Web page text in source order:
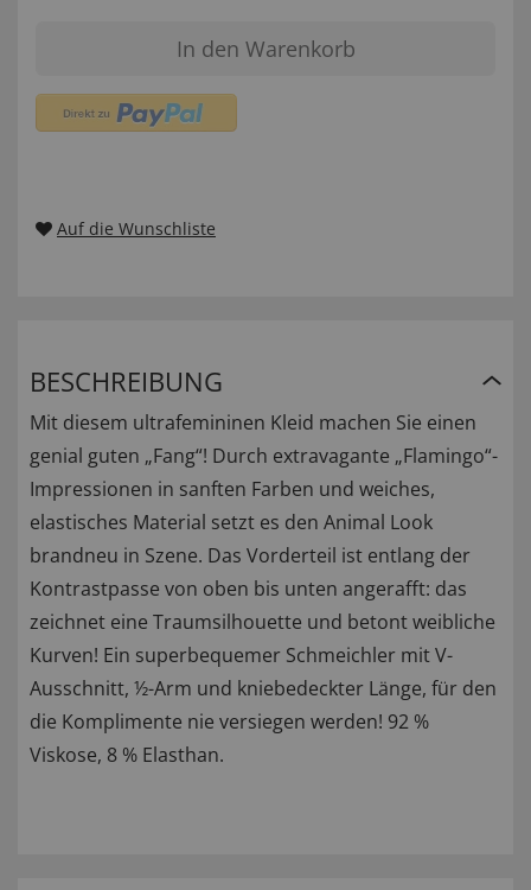
In den Warenkorb
Auf die Wunschliste
BESCHREIBUNG
Mit diesem ultrafemininen Kleid machen Sie einen
genial guten „Fang“! Durch extravagante „Flamingo“-
Impressionen in sanften Farben und weiches,
elastisches Material setzt es den Animal Look
brandneu in Szene. Das Vorderteil ist entlang der
Kontrastpasse von oben bis unten angerafft: das
zeichnet eine Traumsilhouette und betont weibliche
Kurven! Ein superbequemer Schmeichler mit V-
Ausschnitt, ½-Arm und kniebedeckter Länge, für den
die Komplimente nie versiegen werden! 92 %
Viskose, 8 % Elasthan.